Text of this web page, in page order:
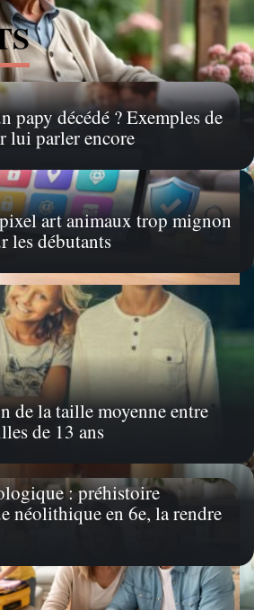
art animaux trop mignon
les débutants
: préhistoire
néolithique en 6e, la rendre
papy décédé ? Exemples de
lui parler encore
de la taille moyenne entre
de 13 ans
parental : gratuit ou
tablette Android
les parents se retrouvent
à la…